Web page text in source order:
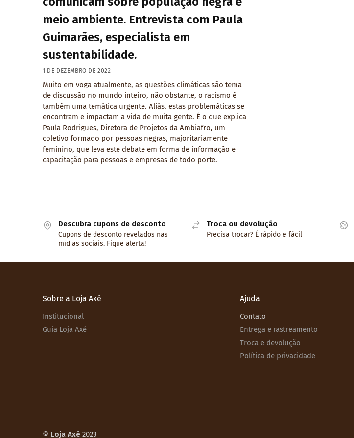
meio ambiente. Entrevista com Paula
Guimarães, especialista em
sustentabilidade.
1 DE DEZEMBRO DE 2022
Muito em voga atualmente, as questões climáticas são tema
de discussão no mundo inteiro, não obstante, o racismo é
também uma temática urgente. Aliás, estas problemáticas se
encontram e impactam a vida de muita gente. É o que explica
Paula Rodrigues, Diretora de Projetos da Ambiafro, um
coletivo formado por pessoas negras, majoritariamente
feminino, que leva este debate em forma de informação e
capacitação para pessoas e empresas de todo porte.
Descubra cupons de desconto
Cupons de desconto revelados nas
mídias sociais. Fique alerta!
Troca ou devolução
Precisa trocar? É rápido e fácil
Sobre a Loja Axé
Institucional
Guia Loja Axé
Ajuda
Contato
Entrega e rastreamento
Troca e devolução
Política de privacidade
© Loja Axé 2023